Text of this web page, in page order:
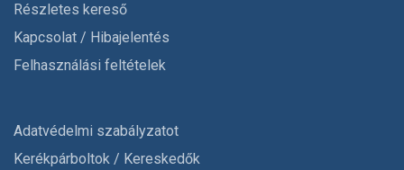
Részletes kereső
Kapcsolat / Hibajelentés
Felhasználási feltételek
Adatvédelmi szabályzatot
Kerékpárboltok / Kereskedők